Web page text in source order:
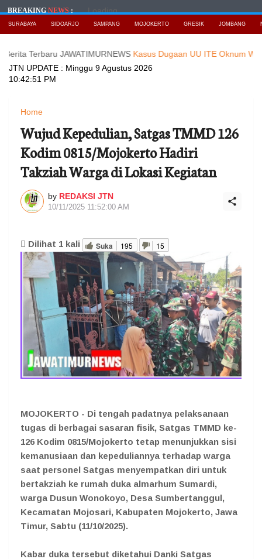
BREAKINGNEWS: Loading...
SURABAYA SIDOARJO SAMPANG MOJOKERTO GRESIK JOMBANG
JAWATIMURNEWSKasus Dugaan UU ITE Oknum Wartawati,
JTN UPDATE : Minggu 9 Agustus 2026
10:42:53 PM
Home
Wujud Kepedulian, Satgas TMMD 126
Kodim 0815/Mojokerto Hadiri
Takziah Warga di Lokasi Kegiatan
by REDAKSI JTN
10/11/2025 11:52:00 AM
Dilihat 1 kali Suka 195 15
MOJOKERTO - Di tengah padatnya pelaksanaan
tugas di berbagai sasaran fisik, Satgas TMMD ke-
126 Kodim 0815/Mojokerto tetap menunjukkan sisi
kemanusiaan dan kepeduliannya terhadap warga
saat personel Satgas menyempatkan diri untuk
bertakziah ke rumah duka almarhum Sumardi,
warga Dusun Wonokoyo, Desa Sumbertanggul,
Kecamatan Mojosari, Kabupaten Mojokerto, Jawa
Timur, Sabtu (11/10/2025).
Kabar duka tersebut diketahui Danki Satgas